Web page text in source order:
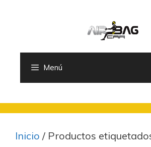
Menú
Inicio / Productos